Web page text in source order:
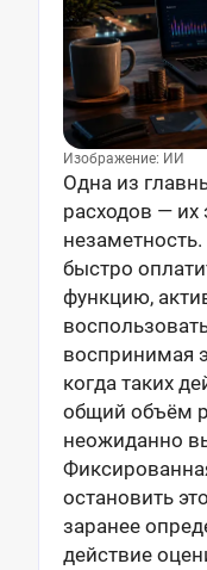
Изображение: ИИ
Одна из
расходов —
быстро
функцию,
воспринимая
когда таких
общий объём
неожиданно
остановить
заранее
действие